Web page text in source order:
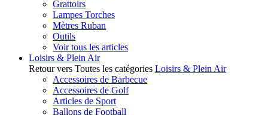
Grattoirs
Lampes Torches
Mètres Ruban
Outils
Voir tous les articles
Loisirs & Plein Air
Retour vers Toutes les catégories Loisirs & Plein Air
Accessoires de Barbecue
Accessoires de Golf
Articles de Sport
Ballons de Football